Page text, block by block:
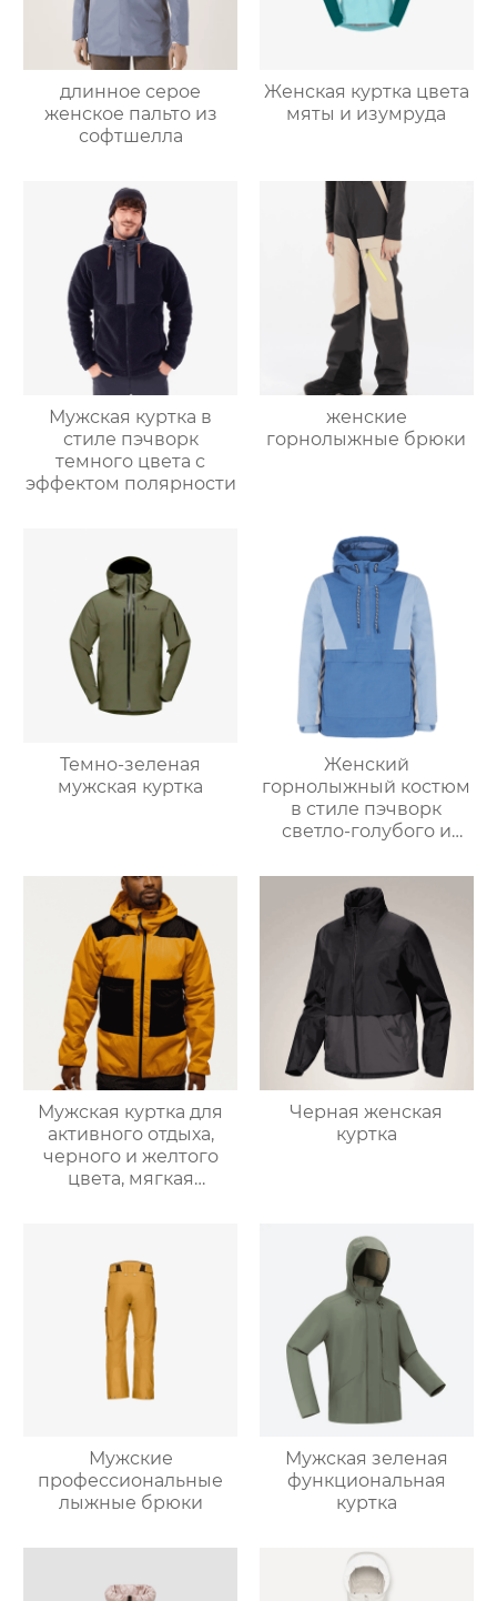
длинное серое
женское пальто из
софтшелла
Женская куртка цвета
мяты и изумруда
Мужская куртка в
стиле пэчворк
темного цвета с
эффектом полярности
женские
горнолыжные брюки
Темно-зеленая
мужская куртка
Женский
горнолыжный костюм
в стиле пэчворк
светло-голубого и
цвета
Мужская куртка для
активного отдыха,
черного и желтого
цвета, мягкая
Черная женская
куртка
Мужские
профессиональные
лыжные брюки
Мужская зеленая
функциональная
куртка